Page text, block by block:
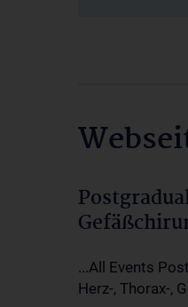
...All Events
Herz-, Thorax-,